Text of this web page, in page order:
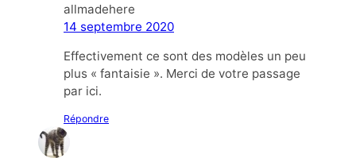
allmadehere
14 septembre 2020
Effectivement ce sont des modèles un peu
plus « fantaisie ». Merci de votre passage
par ici.
Répondre